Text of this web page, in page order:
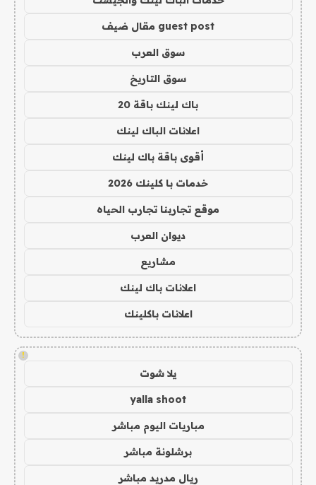
guest post مقال ضيف
سوق العرب
سوق التاريخ
باك لينك باقة 20
اعلانات الباك لينك
أقوى باقة باك لينك
خدمات با كلينك 2026
موقع تجاربنا تجارب الحياه
ديوان العرب
مشاريع
اعلانات باك لينك
اعلانات باكلينك
!
يلا شوت
yalla shoot
مباريات اليوم مباشر
برشلونة مباشر
ريال مدريد مباشر